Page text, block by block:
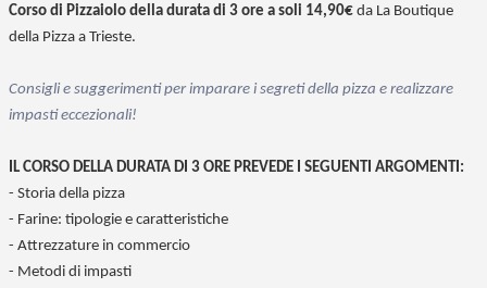
Corso di Pizzaiolo della durata di 3 ore a soli 14,90€ da La Boutique
della Pizza a Trieste.
Consigli e suggerimenti per imparare i segreti della pizza e realizzare
impasti eccezionali!
IL CORSO DELLA DURATA DI 3 ORE PREVEDE I SEGUENTI ARGOMENTI:
- Storia della pizza
- Farine: tipologie e caratteristiche
- Attrezzature in commercio
- Metodi di impasti